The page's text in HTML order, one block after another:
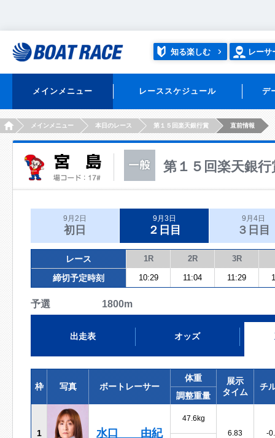
知る楽しむ レーサ
メインメニュー レーススケジュール デ
HOMEメインメニュー 本日のレース 第１５回楽天銀行賞 直前情報
第１５回楽天銀行
9月2日
初日
9月3日
２日目
9月4日
３日目
レース 1R 2R 3R
締切予定時刻 10:29 11:04 11:29
予選 1800m
出走表 オッズ
枠 写真 ボートレーサー
体重
展示
タイム
チ
調整重量
1 水口 由紀
47.6kg
6.83
-